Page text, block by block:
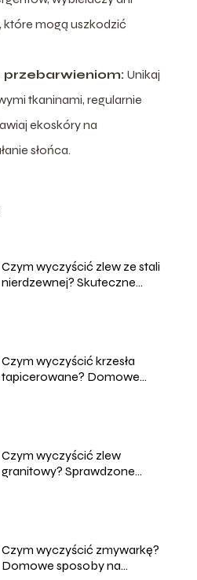
które mogą uszkodzić
Unikaj
tkaninami, regularnie
ekoskóry na
słońca.
Czym wyczyścić zlew ze stali
nierdzewnej? Skuteczne
Czym wyczyścić krzesła
tapicerowane? Domowe
Czym wyczyścić zlew
granitowy? Sprawdzone
Czym wyczyścić zmywarkę?
Domowe sposoby na